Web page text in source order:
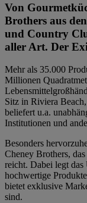
Von
Brothers aus
und Country
aller Art. Der
Mehr als 35.000
Millionen
Sitz in Riviera
beliefert u.a.
Institutionen und
Besonders
Cheney Brothers,
reicht. Dabei legt
hochwertige
bietet exklusive
sind.